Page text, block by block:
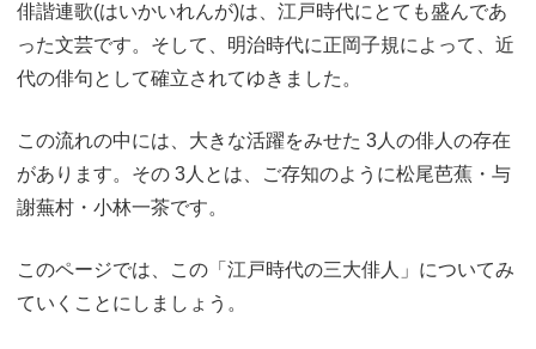
俳諧連歌(はいかいれんが)は、江戸時代にとても盛んであ
った文芸です。そして、明治時代に正岡子規によって、近
代の俳句として確立されてゆきました。
この流れの中には、大きな活躍をみせた 3人の俳人の存在
があります。その 3人とは、ご存知のように松尾芭蕉・与
謝蕪村・小林一茶です。
このページでは、この「江戸時代の三大俳人」についてみ
ていくことにしましょう。